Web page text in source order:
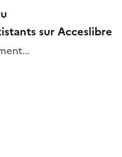
sur Acceslibre